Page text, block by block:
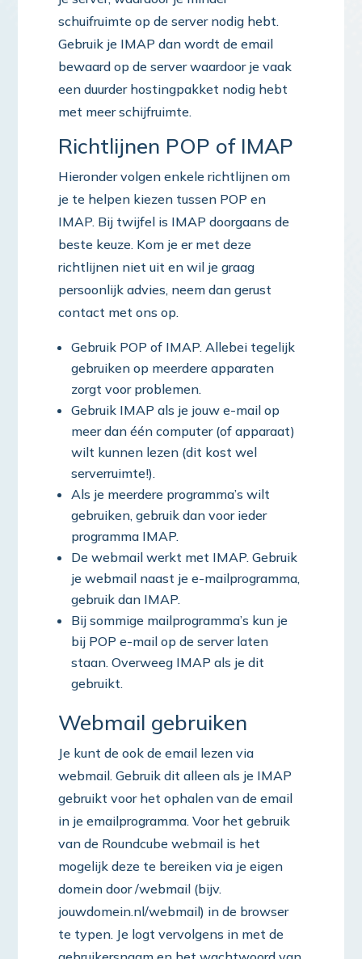
schuifruimte op de server nodig hebt.
Gebruik je IMAP dan wordt de email
bewaard op de server waardoor je vaak
een duurder hostingpakket nodig hebt
met meer schijfruimte.
Richtlijnen POP of IMAP
Hieronder volgen enkele richtlijnen om
je te helpen kiezen tussen POP en
IMAP. Bij twijfel is IMAP doorgaans de
beste keuze. Kom je er met deze
richtlijnen niet uit en wil je graag
persoonlijk advies, neem dan gerust
contact met ons op.
Gebruik POP of IMAP. Allebei tegelijk
gebruiken op meerdere apparaten
zorgt voor problemen.
Gebruik IMAP als je jouw e-mail op
meer dan één computer (of apparaat)
wilt kunnen lezen (dit kost wel
serverruimte!).
Als je meerdere programma’s wilt
gebruiken, gebruik dan voor ieder
programma IMAP.
De webmail werkt met IMAP. Gebruik
je webmail naast je e-mailprogramma,
gebruik dan IMAP.
Bij sommige mailprogramma’s kun je
bij POP e-mail op de server laten
staan. Overweeg IMAP als je dit
gebruikt.
Webmail gebruiken
Je kunt de ook de email lezen via
webmail. Gebruik dit alleen als je IMAP
gebruikt voor het ophalen van de email
in je emailprogramma. Voor het gebruik
van de Roundcube webmail is het
mogelijk deze te bereiken via je eigen
domein door /webmail (bijv.
jouwdomein.nl/webmail) in de browser
te typen. Je logt vervolgens in met de